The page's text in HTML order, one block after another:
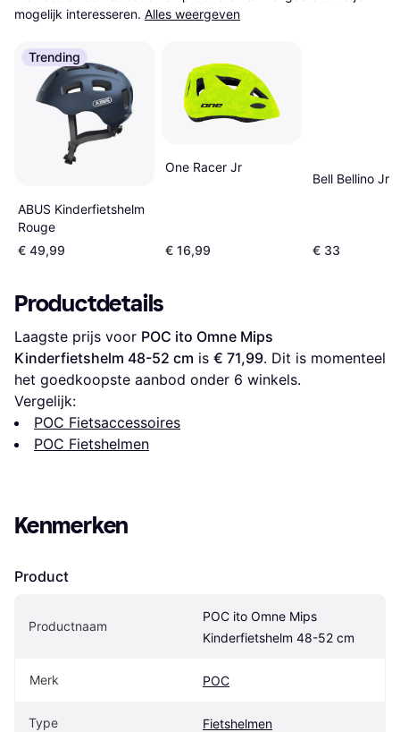
mogelijk interesseren. Alles weergeven
Trending
ABUS Kinderfietshelm
Rouge
€ 49,99
One Racer Jr
€ 16,99
Bell Bellino Jr
€ 33
Productdetails
Laagste prijs voor POC ito Omne Mips
Kinderfietshelm 48-52 cm is € 71,99. Dit is momenteel
het goedkoopste aanbod onder 6 winkels.
Vergelijk:
POC Fietsaccessoires
POC Fietshelmen
Kenmerken
Product
Productnaam
POC ito Omne Mips
Kinderfietshelm 48-52 cm
Merk POC
Type Fietshelmen